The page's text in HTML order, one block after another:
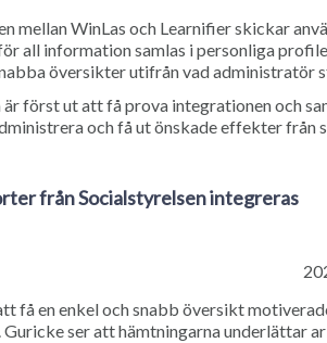
mellan WinLas och Learnifier skickar
all information samlas i personliga
översikter utifrån vad administratör
är först ut att få prova integrationen och
och få ut önskade effekter från
från Socialstyrelsen integreras
få en enkel och snabb översikt
Guricke ser att hämtningarna underlättar